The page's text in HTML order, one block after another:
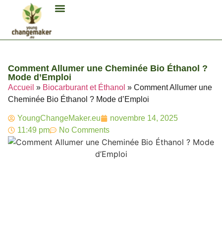
Comment Allumer une Cheminée Bio Éthanol ?
Mode d’Emploi
Accueil » Biocarburant et Éthanol » Comment Allumer une
Cheminée Bio Éthanol ? Mode d’Emploi
YoungChangeMaker.eu
novembre 14, 2025
11:49 pm
No Comments